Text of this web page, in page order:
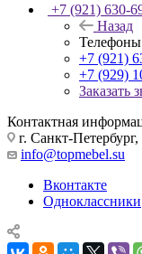
+7 (921) 630-
Назад
Телефоны
+7 (921)
+7 (929)
Заказать
Контактная
г. Санкт-
info@topmebel.su
Вконтакте
Одноклассники